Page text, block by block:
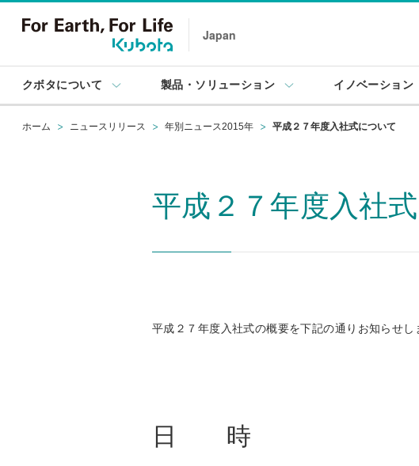
Japan
クボタについて 製品・ソリューション イノベーション
ホーム ニュースリリース 年別ニュース2015年 平成２７年度入社式について
平成２７年度入社
平成２７年度入社式の概要を下記の通りお知らせし
日 時